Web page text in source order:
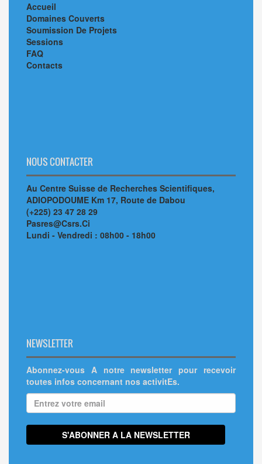
Accueil
Domaines Couverts
Soumission De Projets
Sessions
FAQ
Contacts
NOUS CONTACTER
Au Centre Suisse de Recherches Scientifiques,
ADIOPODOUME Km 17, Route de Dabou
(+225) 23 47 28 29
Pasres@Csrs.Ci
Lundi - Vendredi : 08h00 - 18h00
NEWSLETTER
Abonnez-vous A notre newsletter pour recevoir
toutes infos concernant nos activitEs.